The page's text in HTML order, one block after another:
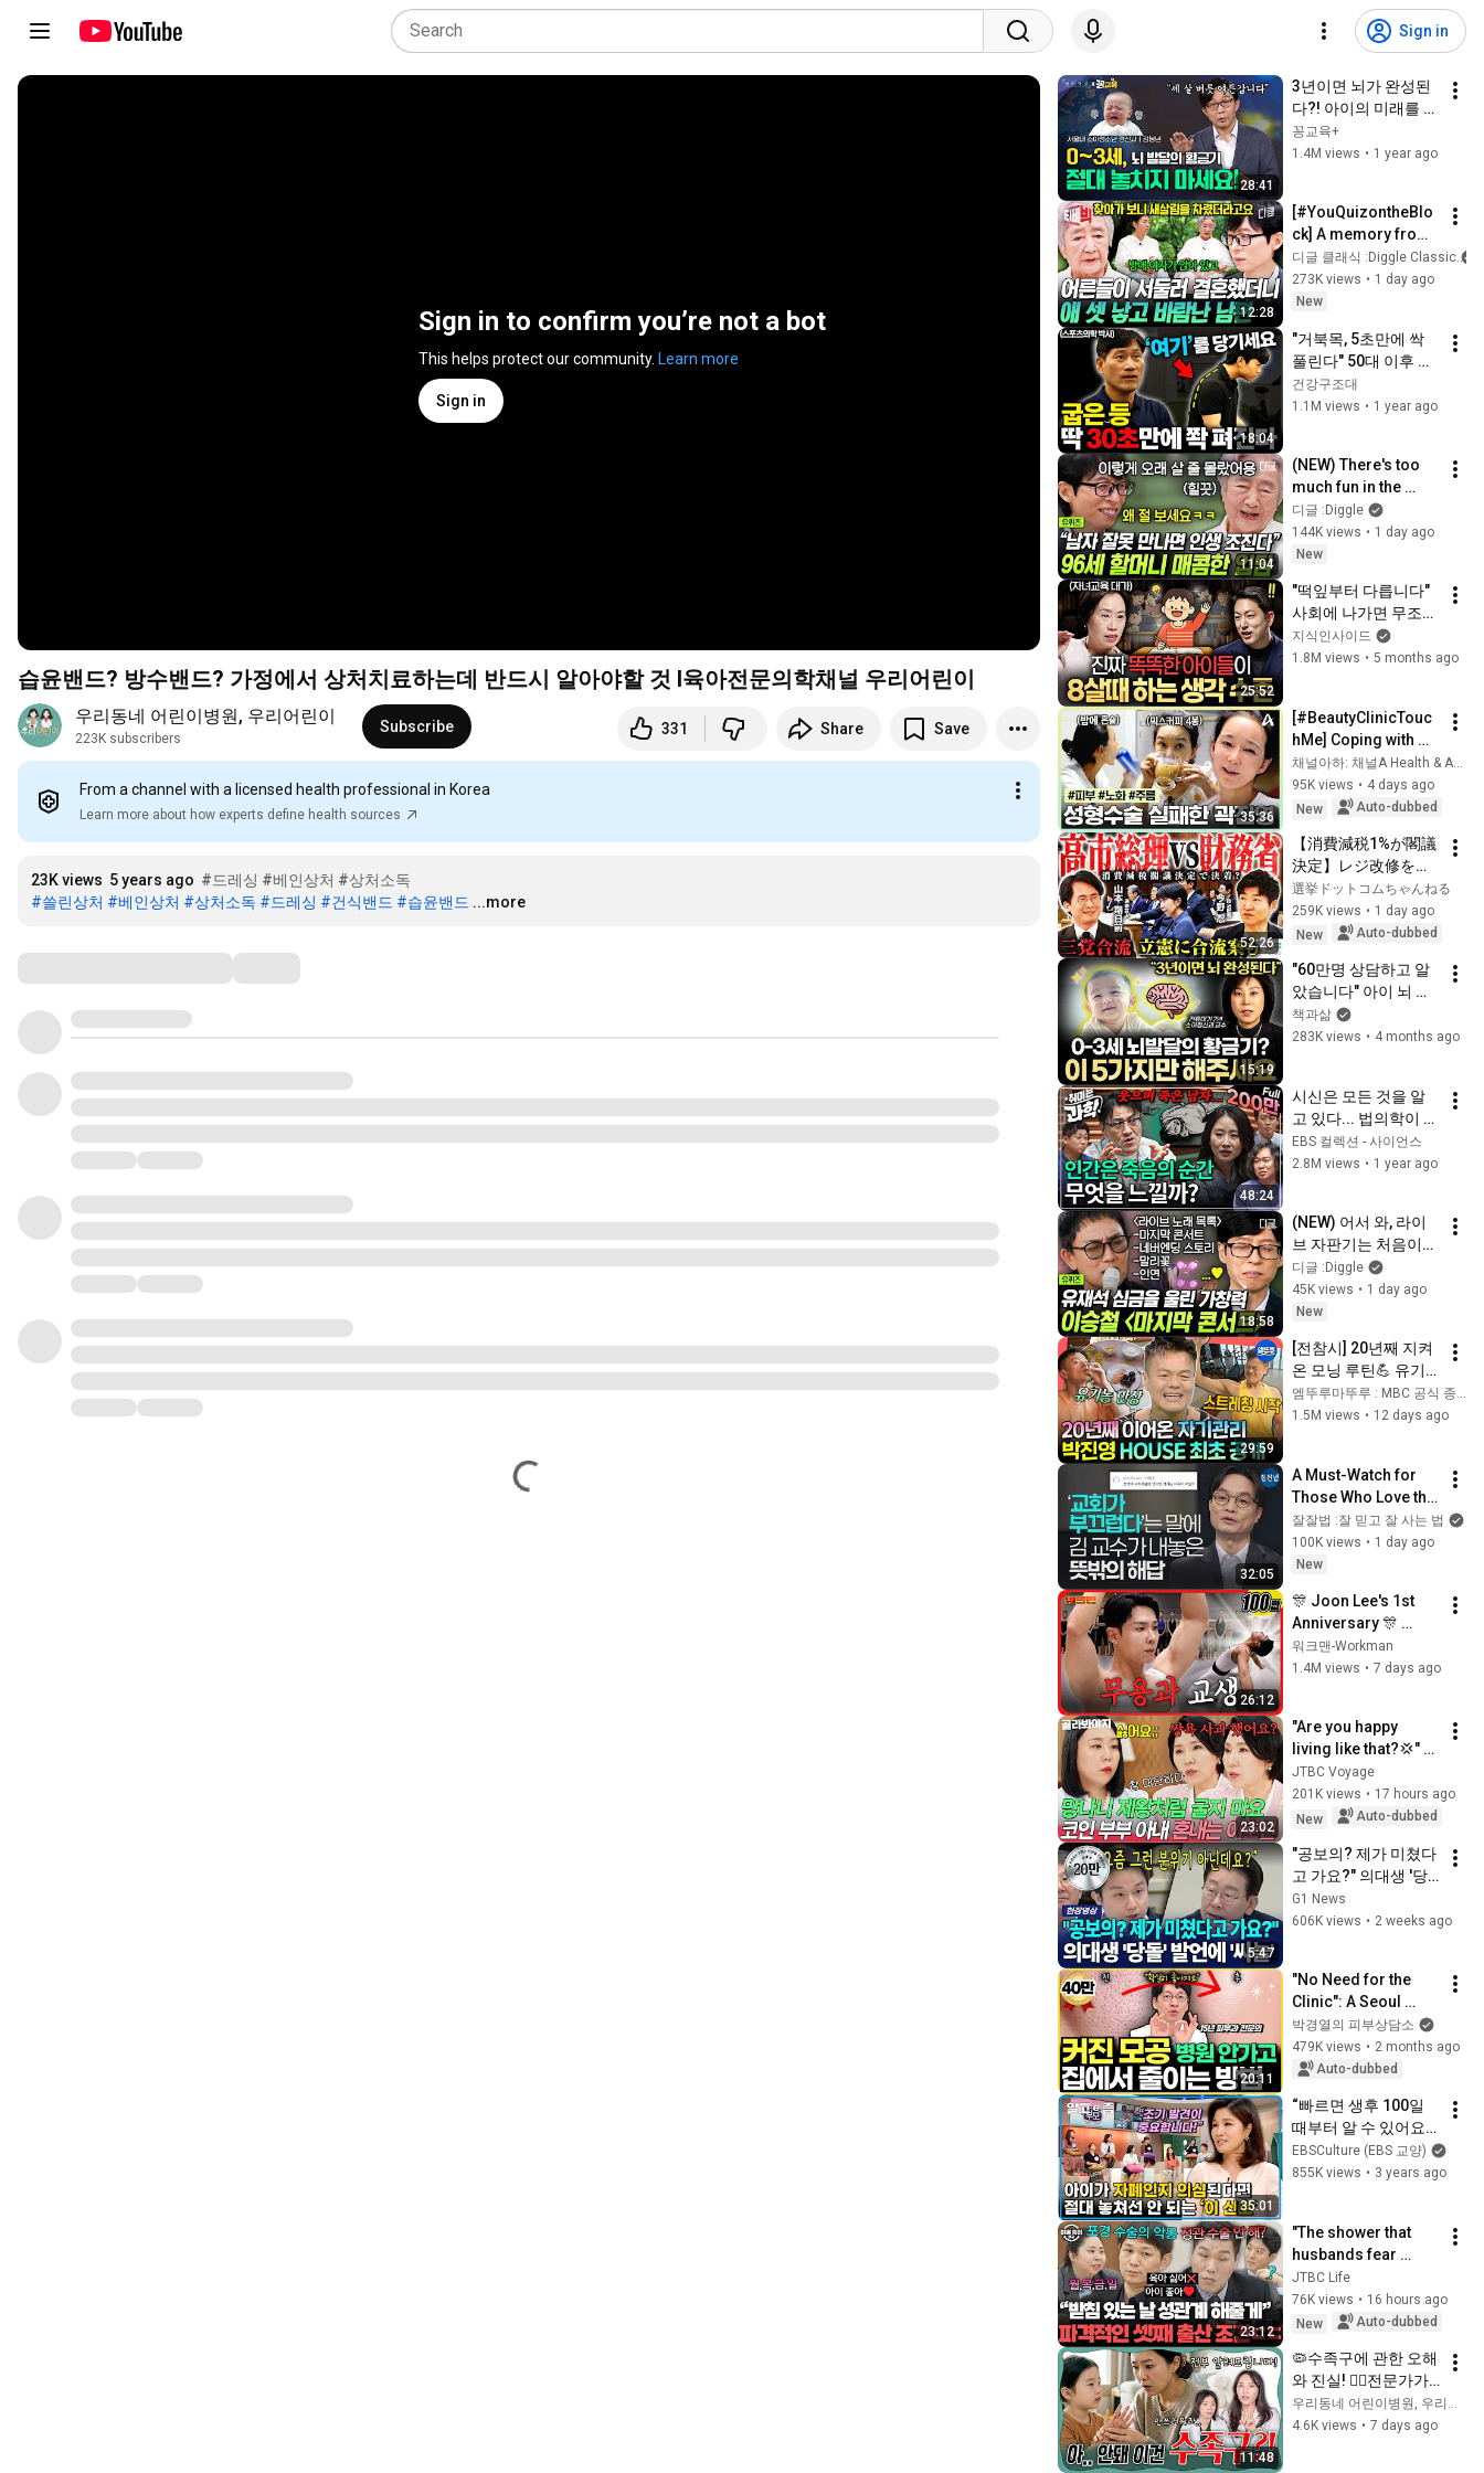
Sign in
Sign in to confirm you’re not a bot
This helps protect our community. Learn more
Sign in
습윤밴드? 방수밴드? 가정에서 상처치료하는데 반드시 알아야할 것 I육아전문의학채널 우리어린이
우리동네 어린이병원, 우리어린이
223K subscribers
Subscribe 331 Share Save
From a channel with a licensed health professional in Korea
Learn more about how experts define health sources
23K views 5 years ago #드레싱 #베인상처 #상처소독
#쓸린상처 #베인상처 #상처소독 #드레싱 #건식밴드 #습윤밴드 ...more
28:41
3년이면 뇌가 완성된
다?! 아이의 미래를 결
정짓는 부모의 역할 |
김붕년 | 뇌발달 | 애착
꽁교육+
1.4M views • 1 year ago
12:28
[#YouQuizontheBlo
ck] A memory from
96 years ago as
vivid as yesterday😥
The reason why she
디글 클래식 :Diggle Classic
273K views • 1 day ago
New
18:04
"거북목, 5초만에 싹
풀린다" 50대 이후 굽
은 등, 어깨 단숨에 교
정하는 법 (김병곤 박
건강구조대
1.1M views • 1 year ago
11:04
(NEW) There's too
much fun in the
world to die yet😁 A
literary grandma
with a sharp wit that
디글 :Diggle
144K views • 1 day ago
New
25:52
"떡잎부터 다릅니다"
사회에 나가면 무조건
성공할 아이들의 특징
ㅣ지식인초대석
지식인사이드
1.8M views • 5 months ago
35:36
[#BeautyClinicTouc
hMe] Coping with
plastic surgery side
effects through
alcohol?💧 The daily
채널아하: 채널A Health & Asset
95K views • 4 days ago
New
Auto-dubbed
52:26
【消費減税1%が閣議
決定】レジ改修を巡
る攻防と自民党内の
激しい葛藤／中道・
立憲・公明の3党合流
の選択肢」とは？
【今野忍×山本期日
前】｜選挙ドットコ
ム
選挙ドットコムちゃんねる
259K views • 1 day ago
New
Auto-dubbed
15:19
"60만명 상담하고 알
았습니다" 아이 뇌 발
달 결정짓는 시기에
절대 놓치면 안 되는 1
책과삶
283K views • 4 months ago
48:24
시신은 모든 것을 알
고 있다... 법의학이 말
하는 죽음 (feat. 김문
영 교수) [취미는 과
EBS 컬렉션 - 사이언스
2.8M views • 1 year ago
18:58
(NEW) 어서 와, 라이
브 자판기는 처음이
지?😎 이승철 찐 팬 유
재석 성덕 모먼트 나
오는 이승철 히트곡
즈온더블럭
디글 :Diggle
45K views • 1 day ago
New
29:59
[전참시] 20년째 지켜
온 모닝 루틴💪 유기
농 식단&운동에 진심
인 자기관리 끝판왕
엠뚜루마뚜루 : MBC 공식 종합 채널
1.5M views • 12 days ago
32:05
A Must-Watch for
Those Who Love the
Church | Professor
Kim Hak-chul | Jal-
Jal-Beop Ep. 281
잘잘법 :잘 믿고 잘 사는 법
100K views • 1 day ago
New
26:12
🎊 Joon Lee's 1st
Anniversary 🎊
Seoul Arts High's
Student Teacher, Lee
워크맨-Workman
1.4M views • 7 days ago
23:02
"Are you happy
living like that?💢"
The audacity of an
angry wife who
made Lee Ho-sun
JTBC Voyage
201K views • 17 hours ago
New
Auto-dubbed
5:47
"공보의? 제가 미쳤다
고 가요?" 의대생 '당
돌' 발언에 '싸늘'  [G1
현장영상]
G1 News
606K views • 2 weeks ago
20:11
"No Need for the
Clinic": A Seoul
National University
Dermatologist
Shares How to
박경열의 피부상담소
479K views • 2 months ago
Auto-dubbed
35:01
“빠르면 생후 100일
때부터 알 수 있어요”
소아정신과 천근아 교
수가 말해주는 증상부
모든 것! ┃EBS 부모┃
알고e즘
EBSCulture (EBS 교양)
855K views • 3 years ago
23:12
"The shower that
husbands fear
most..." The instant
noodle couple's
spicy(?) condition
JTBC Life
76K views • 16 hours ago
New
Auto-dubbed
11:48
🦠수족구에 관한 오해
와 진실! 👩‍⚕️전문가가
모두 파헤쳐 드립니
다. _ 육아전문의학 채
우리동네 어린이병원, 우리어린이
4.6K views • 7 days ago